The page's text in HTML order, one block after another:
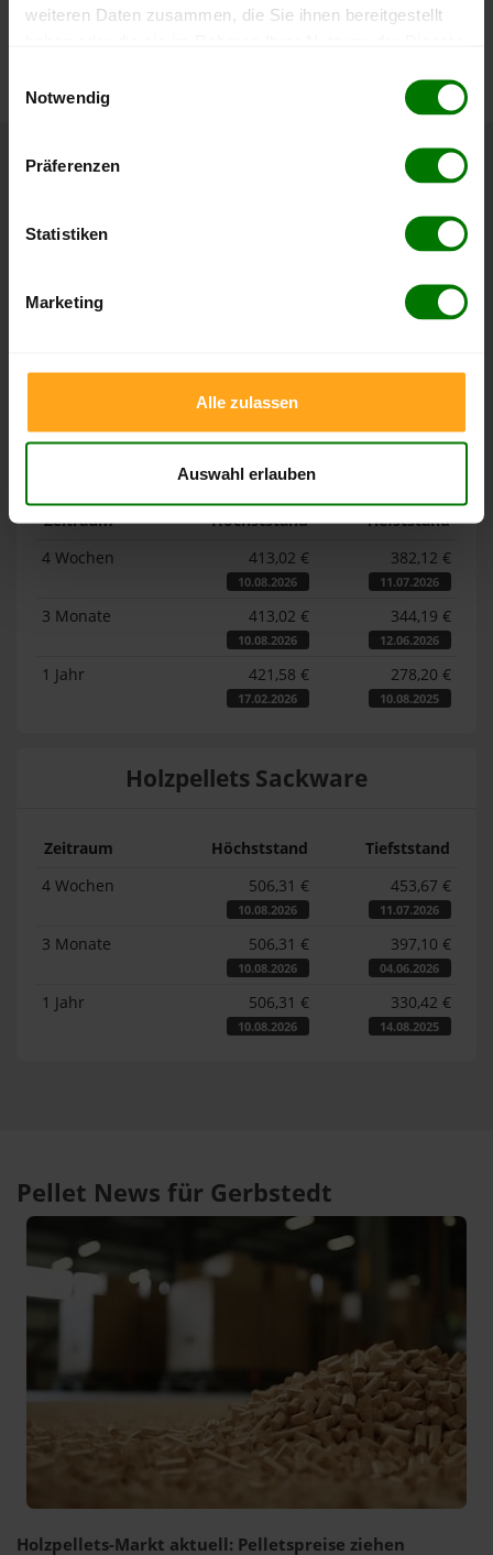
weiteren Daten zusammen, die Sie ihnen bereitgestellt
Notwendig
Präferenzen
Statistiken
Marketing
Alle zulassen
Auswahl erlauben
Die aktuelle Preisentwicklung für Holzpellets in Deutschland
Höchst- und Tiefststände der
Pelletspreise für lose Holzpellets und Holzpellets
. Das dazugehörige Datum zeigt,
erreicht wurde.
Lose Holzpellets
Zeitraum Höchststand
Tiefststand
4 Wochen
413,02 €
10.08.2026
382,12 €
11.07.2026
3 Monate 413,02 €
10.08.2026
344,19 €
12.06.2026
1 Jahr 421,58 €
17.02.2026
278,20 €
10.08.2025
Holzpellets Sackware
Zeitraum Höchststand
Tiefststand
4 Wochen
506,31 €
10.08.2026
453,67 €
11.07.2026
3 Monate 506,31 €
10.08.2026
397,10 €
04.06.2026
1 Jahr 506,31 €
10.08.2026
330,42 €
14.08.2025
Pellet News für Gerbstedt
Holzpellets-Markt aktuell: Pelletspreise ziehen